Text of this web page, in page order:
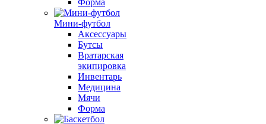
Форма
Мини-футбол
Аксессуары
Бутсы
Вратарская
экипировка
Инвентарь
Медицина
Мячи
Форма